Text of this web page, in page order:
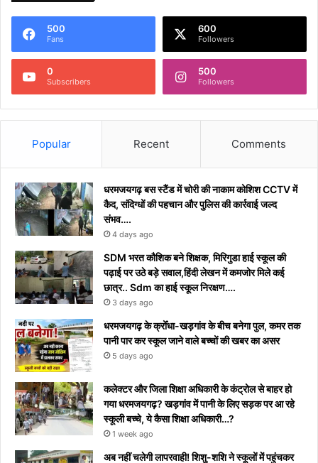
500
Fans
600
Followers
0
Subscribers
500
Followers
Popular Recent Comments
धरमजयगढ़ बस स्टैंड में चोरी की नाकाम कोशिश CCTV में
कैद, संदिग्धों की पहचान और पुलिस की कार्रवाई जल्द
संभव….
4 days ago
​SDM भरत कौशिक बने शिक्षक, मिरिगुडा हाई स्कूल की
पढ़ाई पर उठे बड़े सवाल,हिंदी लेखन में कमजोर मिले कई
छात्र.. Sdm का हाई स्कूल निरक्षण….
3 days ago
धरमजयगढ़ के क्रोँधा-खड़गांव ​के बीच बनेगा पुल, कमर तक
पानी पार कर स्कूल जाने वाले बच्चों की खबर का असर​
5 days ago
कलेक्टर और जिला शिक्षा अधिकारी के कंट्रोल से बाहर हो
गया धरमजयगढ़? खड़गांव में पानी के लिए सड़क पर आ रहे
स्कूली बच्चे, ये कैसा शिक्षा अधिकारी…?
1 week ago
अब नहीं चलेगी लापरवाही! शिशु-शशि ने स्कूलों में पहुंचकर